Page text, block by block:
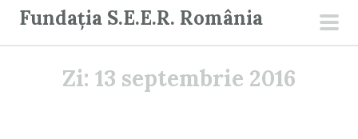
Fundația S.E.E.R. România
Zi: 13 septembrie 2016